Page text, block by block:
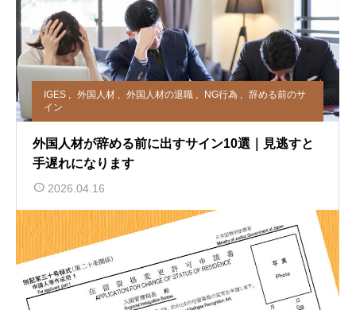
IGES , 外国人材 , 外国人材の退職 , NG行為 , 辞める前のサ
イン
外国人材が辞める前に出すサイン10選｜見逃すと
手遅れになります
2026.04.16